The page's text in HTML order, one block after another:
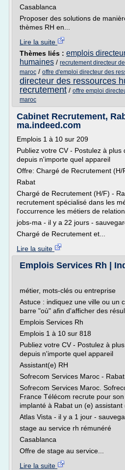
Casablanca
Proposer des solutions de
thèmes RH en...
Lire la suite
Thèmes liés : emplois
humaines / recrutement directeur
maroc / offre d'emploi directeur des
directeur des ressources
recrutement / offre emploi
maroc
Cabinet Recrutement,
ma.indeed.com
Emplois 1 à 10 sur 209
Publiez votre CV - Postulez à plus
depuis n'importe quel appareil
Offre: Chargé de Recrutement (H/
Rabat
Chargé de Recrutement (H/F) -
recrutement spécialisé dans les
l'occurrence les métiers de
jobs-ma - il y a 22 jours -
Chargé de Recrutement et...
Lire la suite
Emplois Services Rh |
métier, mots-clés ou entreprise
Astuce : indiquez une ville ou un
barre "où" afin d'afficher des
Emplois Services Rh
Emplois 1 à 10 sur 818
Publiez votre CV - Postulez à
depuis n'importe quel appareil
Assistant(e) RH
Sofrecom Services Maroc - Rabat
Sofrecom Services Maroc.
France Télécom recrute pour
implanté à Rabat un (e) assistant
Atlas Vista - il y a 1 jour -
stage au service rh rémunéré
Casablanca
Offre de stage au service...
Lire la suite